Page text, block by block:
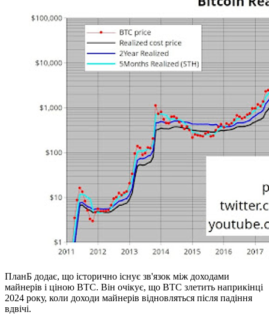
ПланБ додає, що історично існує зв'язок між доходами
майнерів і ціною BTC. Він очікує, що BTC злетить наприкінці
2024 року, коли доходи майнерів відновляться після падіння
вдвічі.